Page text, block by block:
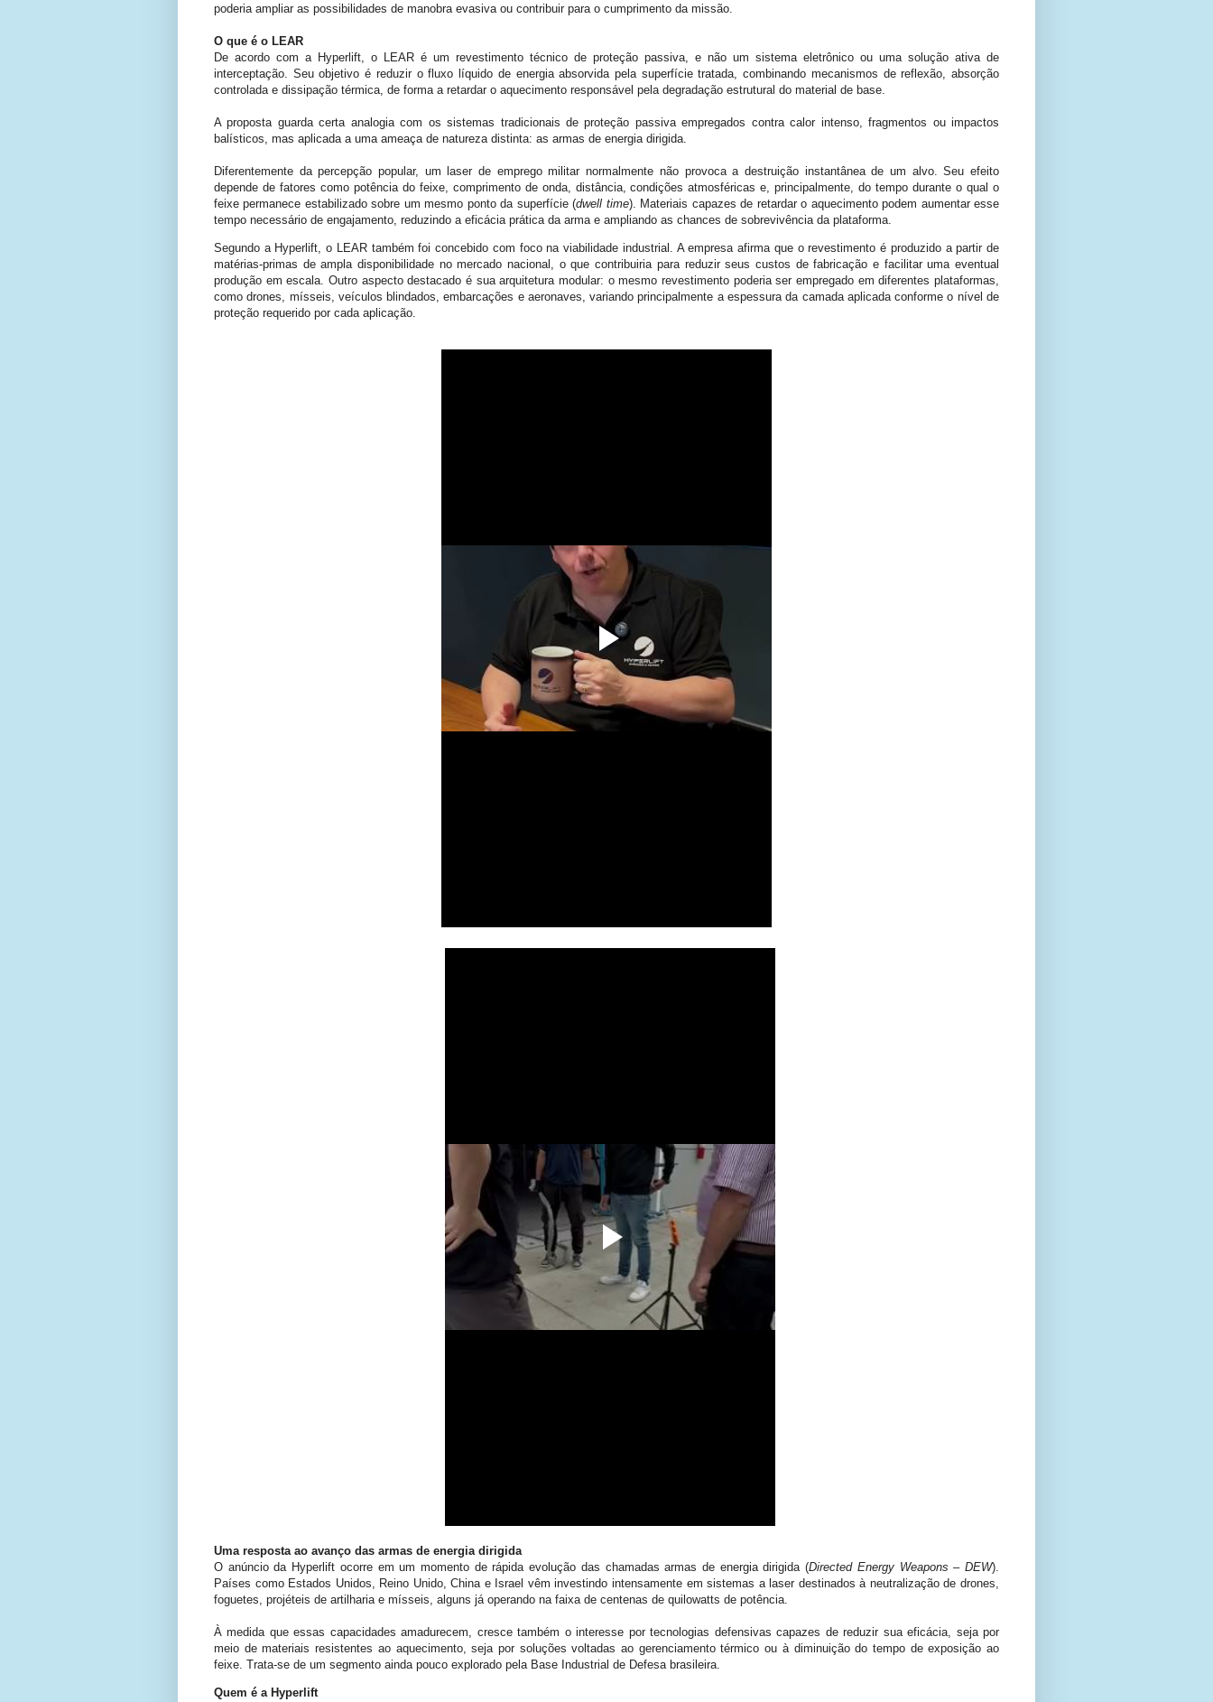
poderia ampliar as possibilidades de manobra evasiva ou contribuir para o cumprimento da missão.
O que é o LEAR
De acordo com a Hyperlift, o LEAR é um revestimento técnico de proteção passiva, e não um sistema eletrônico ou uma solução ativa de
interceptação. Seu objetivo é reduzir o fluxo líquido de energia absorvida pela superfície tratada, combinando mecanismos de reflexão, absorção
controlada e dissipação térmica, de forma a retardar o aquecimento responsável pela degradação estrutural do material de base.
A proposta guarda certa analogia com os sistemas tradicionais de proteção passiva empregados contra calor intenso, fragmentos ou impactos
balísticos, mas aplicada a uma ameaça de natureza distinta: as armas de energia dirigida.
Diferentemente da percepção popular, um laser de emprego militar normalmente não provoca a destruição instantânea de um alvo. Seu efeito
depende de fatores como potência do feixe, comprimento de onda, distância, condições atmosféricas e, principalmente, do tempo durante o qual o
feixe permanece estabilizado sobre um mesmo ponto da superfície (dwell time). Materiais capazes de retardar o aquecimento podem aumentar esse
tempo necessário de engajamento, reduzindo a eficácia prática da arma e ampliando as chances de sobrevivência da plataforma.
Segundo a Hyperlift, o LEAR também foi concebido com foco na viabilidade industrial. A empresa afirma que o revestimento é produzido a partir de
matérias-primas de ampla disponibilidade no mercado nacional, o que contribuiria para reduzir seus custos de fabricação e facilitar uma eventual
produção em escala. Outro aspecto destacado é sua arquitetura modular: o mesmo revestimento poderia ser empregado em diferentes plataformas,
como drones, mísseis, veículos blindados, embarcações e aeronaves, variando principalmente a espessura da camada aplicada conforme o nível de
proteção requerido por cada aplicação.
Uma resposta ao avanço das armas de energia dirigida
O anúncio da Hyperlift ocorre em um momento de rápida evolução das chamadas armas de energia dirigida (Directed Energy Weapons – DEW).
Países como Estados Unidos, Reino Unido, China e Israel vêm investindo intensamente em sistemas a laser destinados à neutralização de drones,
foguetes, projéteis de artilharia e mísseis, alguns já operando na faixa de centenas de quilowatts de potência.
À medida que essas capacidades amadurecem, cresce também o interesse por tecnologias defensivas capazes de reduzir sua eficácia, seja por
meio de materiais resistentes ao aquecimento, seja por soluções voltadas ao gerenciamento térmico ou à diminuição do tempo de exposição ao
feixe. Trata-se de um segmento ainda pouco explorado pela Base Industrial de Defesa brasileira.
Quem é a Hyperlift